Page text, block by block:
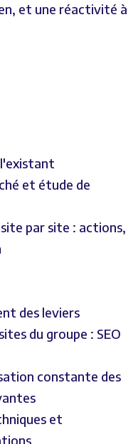
et une réactivité à
l'existant
et étude de
par site : actions,
des leviers
du groupe : SEO
constante des
et